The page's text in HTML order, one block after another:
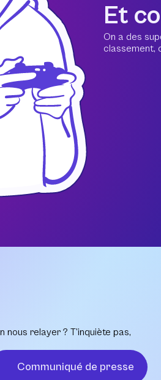
Et
On a des
classement,
nous relayer ? T’inquiète pas,
Communiqué de presse